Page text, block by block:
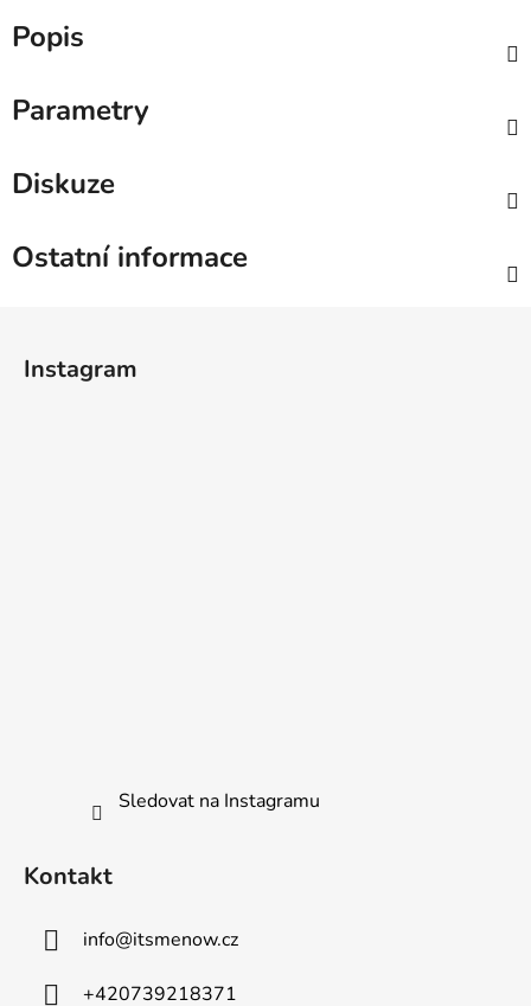
Popis
Parametry
Diskuze
Ostatní informace
Instagram
Sledovat na Instagramu
Kontakt
info@itsmenow.cz
+420739218371